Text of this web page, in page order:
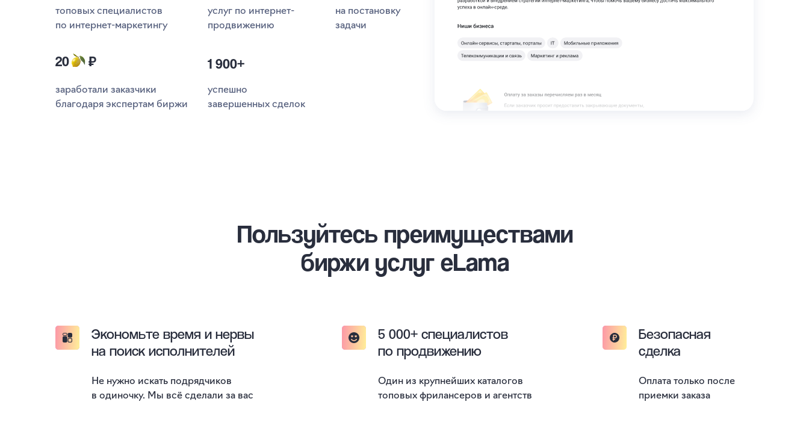
топовых специалистов
по интернет-маркетингу
услуг по интернет-
продвижению
на постановку
задачи
1 900+
успешно
завершенных сделок
20 ₽
заработали заказчики
благодаря экспертам биржи
Пользуйтесь преимуществами
биржи услуг eLama
Безопасная
сделка
Оплата только после
приемки заказа
Экономьте время и нервы
на поиск исполнителей
Не нужно искать подрядчиков
в одиночку. Мы всё сделали за вас
5 000+ специалистов
по продвижению
Один из крупнейших каталогов
топовых фрилансеров и агентств